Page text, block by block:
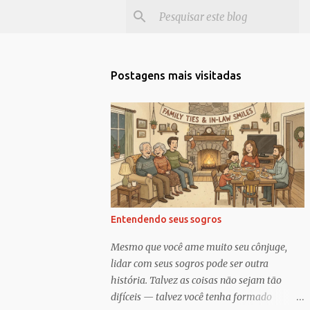
Postagens mais visitadas
Entendendo seus sogros
Mesmo que você ame muito seu cônjuge,
lidar com seus sogros pode ser outra
história. Talvez as coisas não sejam tão
difíceis — talvez você tenha formado